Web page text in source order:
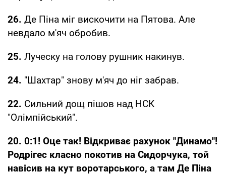
26. Де Піна міг вискочити на Пятова. Але
невдало м'яч обробив.
25. Луческу на голову рушник накинув.
24. "Шахтар" знову м'яч до ніг забрав.
22. Сильний дощ пішов над НСК
"Олімпійський".
20. 0:1! Оце так! Відкриває рахунок "Динамо"!
Родрігес класно покотив на Сидорчука, той
навісив на кут воротарського, а там Де Піна